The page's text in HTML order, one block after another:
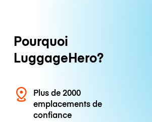
Pourquoi
LuggageHero?
Plus de 2000
emplacements de
confiance